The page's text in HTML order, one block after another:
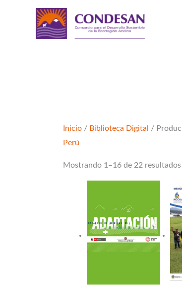
Inicio/ Biblioteca Digital /
Perú
Mostrando 1–16 de 22 resultados